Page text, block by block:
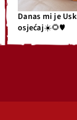
Danas mi je
osjećaj☀️🌻♥️